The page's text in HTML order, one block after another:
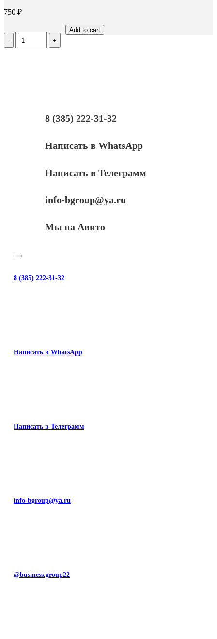
750 ₽
Количество
Барабан
Add to cart
8 (385) 222-31-32
Написать в WhatsApp
Написать в Телеграмм
info-bgroup@ya.ru
Мы на Авито
8 (385) 222-31-32
Написать в WhatsApp
Написать в Телеграмм
info-bgroup@ya.ru
@business.group22